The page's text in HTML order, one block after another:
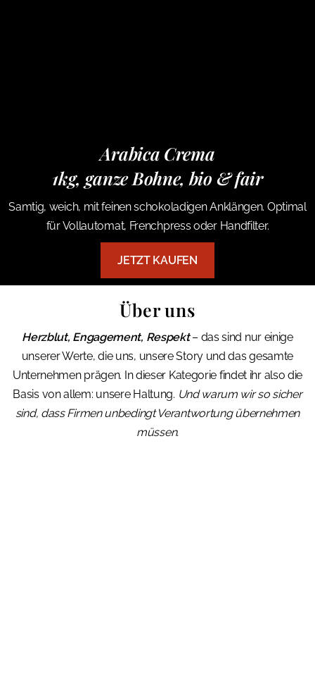
Arabica Crema
1kg, ganze Bohne, bio & fair
Samtig, weich, mit feinen schokoladigen Anklängen. Optimal
für Vollautomat, Frenchpress oder Handfilter.
JETZT KAUFEN
Über uns
Herzblut, Engagement, Respekt – das sind nur einige
unserer Werte, die uns, unsere Story und das gesamte
Unternehmen prägen. In dieser Kategorie findet ihr also die
Basis von allem: unsere Haltung. Und warum wir so sicher
sind, dass Firmen unbedingt Verantwortung übernehmen
müssen.